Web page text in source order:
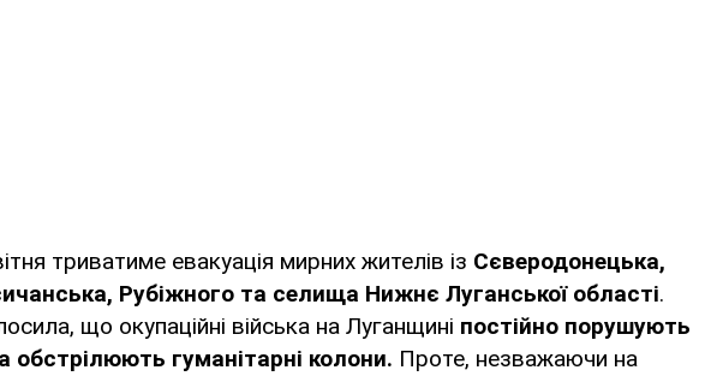
триватиме евакуація мирних жителів із Сєверодонецька,
Рубіжного та селища Нижнє Луганської області.
що окупаційні війська на Луганщині постійно порушують
обстрілюють гуманітарні колони. Проте, незважаючи на